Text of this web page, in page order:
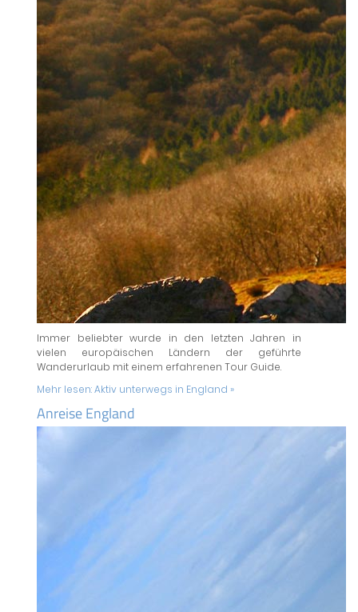
Immer beliebter wurde in den letzten Jahren in
vielen europäischen Ländern der geführte
Wanderurlaub mit einem erfahrenen Tour Guide.
Mehr lesen:Aktiv unterwegs in England »
Anreise England